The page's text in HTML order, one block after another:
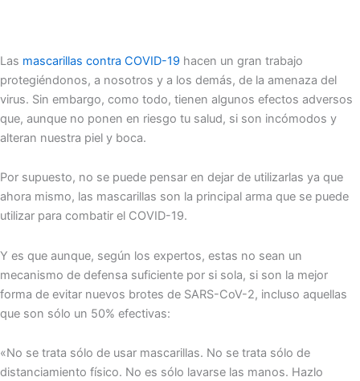
Las mascarillas contra COVID-19 hacen un gran trabajo
protegiéndonos, a nosotros y a los demás, de la amenaza del
virus. Sin embargo, como todo, tienen algunos efectos adversos
que, aunque no ponen en riesgo tu salud, si son incómodos y
alteran nuestra piel y boca.
Por supuesto, no se puede pensar en dejar de utilizarlas ya que
ahora mismo, las mascarillas son la principal arma que se puede
utilizar para combatir el COVID-19.
Y es que aunque, según los expertos, estas no sean un
mecanismo de defensa suficiente por si sola, si son la mejor
forma de evitar nuevos brotes de SARS-CoV-2, incluso aquellas
que son sólo un 50% efectivas:
«No se trata sólo de usar mascarillas. No se trata sólo de
distanciamiento físico. No es sólo lavarse las manos. Hazlo